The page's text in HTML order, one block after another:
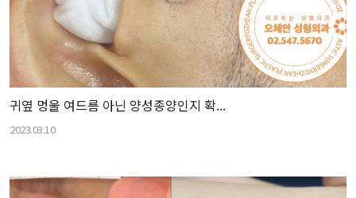
귀옆 멍울 여드름 아닌 양성종양인지 확...
2023.03.10